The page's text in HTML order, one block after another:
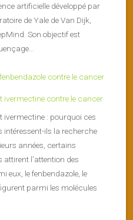
artificielle développé par
de Yale de Van Dijk,
Son objectif est
ivermectine contre le cancer
ivermectine : pourquoi ces
ils la recherche
années, certains
l’attention des
eux, le fenbendazole, le
parmi les molécules